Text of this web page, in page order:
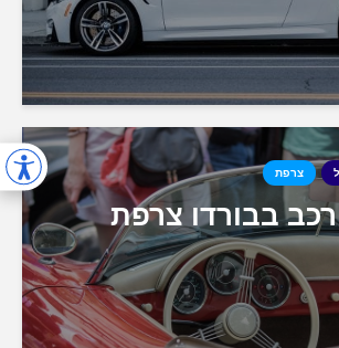
צרפת
בבורדו צרפת